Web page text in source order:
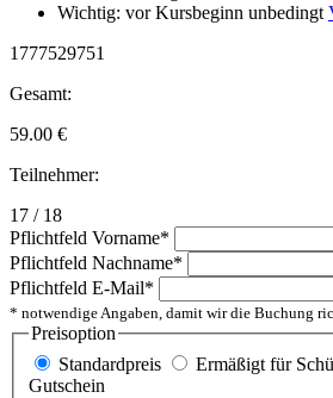
Wichtig: vor Kursbeginn unbedingt
1777529751
Gesamt:
59.00 €
Teilnehmer:
17 / 18
Pflichtfeld Vorname*
Pflichtfeld Nachname*
Pflichtfeld E-Mail*
* notwendige Angaben, damit wir die Buchung
Preisoption
Standardpreis
Ermäßigt für
Gutschein